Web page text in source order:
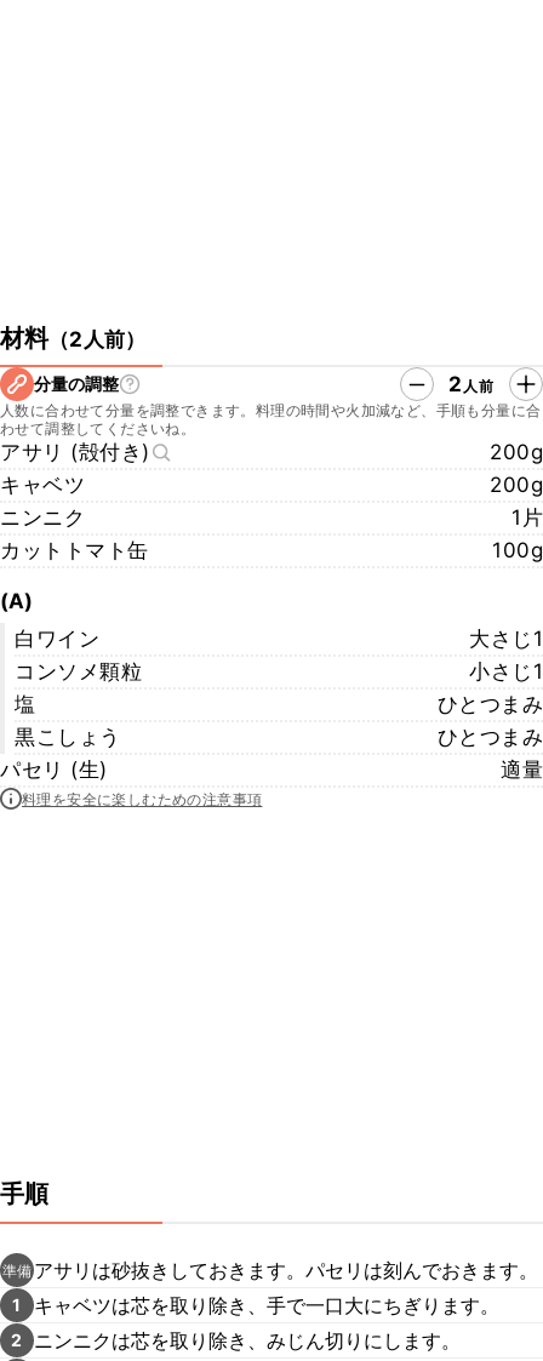
材料（2人前）
分量の調整 2 人前
人数に合わせて分量を調整できます。料理の時間や火加減など、手順も分量に合
わせて調整してくださいね。
アサリ (殻付き)
200g
キャベツ
200g
ニンニク
1片
カットトマト缶
100g
(A)
白ワイン
大さじ1
コンソメ顆粒
小さじ1
塩
ひとつまみ
黒こしょう
ひとつまみ
パセリ (生)
適量
料理を安全に楽しむための注意事項
手順
準備 アサリは砂抜きしておきます。パセリは刻んでおきます。
1 キャベツは芯を取り除き、手で一口大にちぎります。
2 ニンニクは芯を取り除き、みじん切りにします。